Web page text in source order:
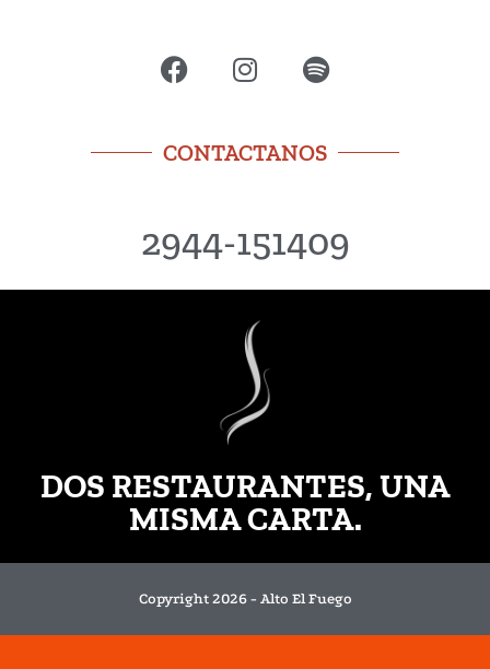
CONTACTANOS
2944-151409
DOS RESTAURANTES, UNA
MISMA CARTA.
Copyright 2026 - Alto El Fuego